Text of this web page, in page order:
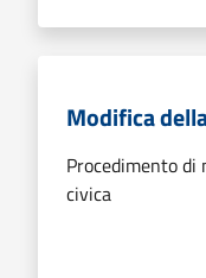
Modifica
Procedimento di
civica